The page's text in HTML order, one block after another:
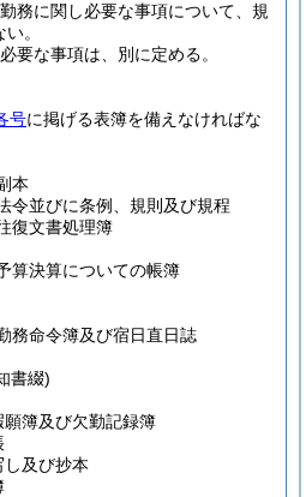
務に関し必要な事項について、規
。
要な事項は、別に定める。
号に掲げる表簿を備えなければな
本
令並びに条例、規則及び規程
復文書処理簿
算決算についての帳簿
務命令簿及び宿日直日誌
書綴)
簿及び欠勤記録簿
及び抄本